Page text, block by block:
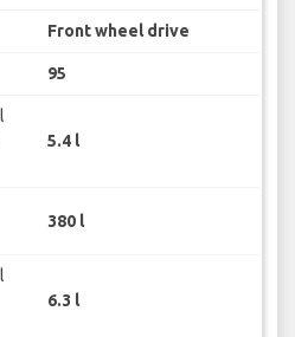
Front wheel drive
95
5.4 l
380 l
6.3 l